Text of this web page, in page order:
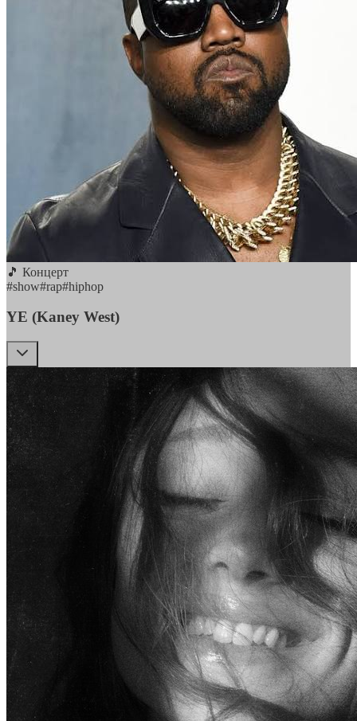
🎵 Концерт
#show#rap#hiphop
YE (Kaney West)